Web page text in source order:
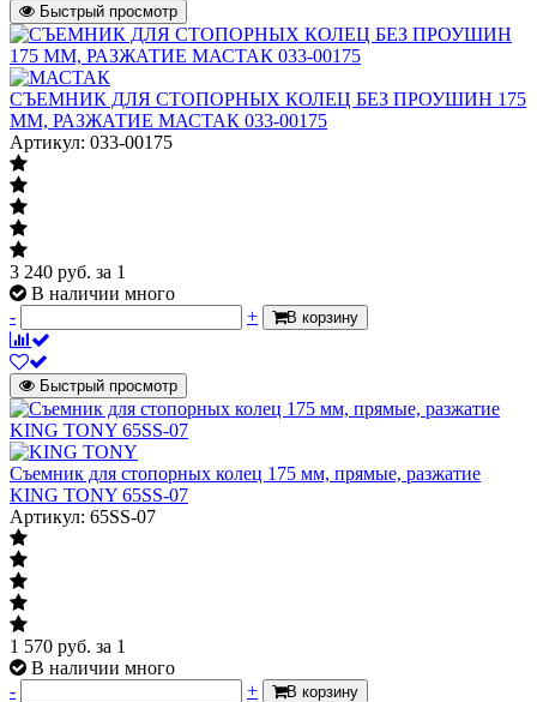
Быстрый просмотр
СЪЕМНИК ДЛЯ СТОПОРНЫХ КОЛЕЦ БЕЗ ПРОУШИН 175
ММ, РАЗЖАТИЕ МАСТАК 033-00175
Артикул: 033-00175
3 240 руб. за 1
В наличии много
-
+ В корзину
Быстрый просмотр
Съемник для стопорных колец 175 мм, прямые, разжатие
KING TONY 65SS-07
Артикул: 65SS-07
1 570 руб. за 1
В наличии много
-
+ В корзину